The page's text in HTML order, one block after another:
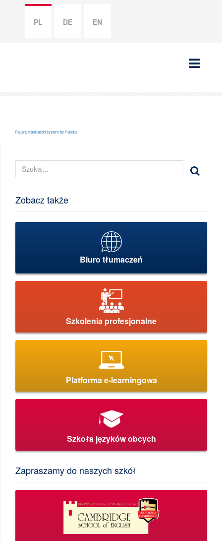
PL DE EN
FaLang translation system by Faboba
Zobacz także
Biuro tłumaczeń
Szkolenia profesjonalne
Platforma e-learningowa
Szkoła języków obcych
Zapraszamy do naszych szkół